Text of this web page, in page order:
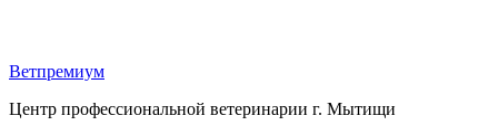
Ветпремиум
Центр профессиональной ветеринарии г. Мытищи